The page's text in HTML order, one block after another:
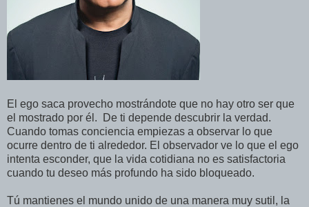
El ego saca provecho mostrándote que no hay otro ser que
el mostrado por él. De ti depende descubrir la verdad.
Cuando tomas conciencia empiezas a observar lo que
ocurre dentro de ti alrededor. El observador ve lo que el ego
intenta esconder, que la vida cotidiana no es satisfactoria
cuando tu deseo más profundo ha sido bloqueado.
Tú mantienes el mundo unido de una manera muy sutil, la